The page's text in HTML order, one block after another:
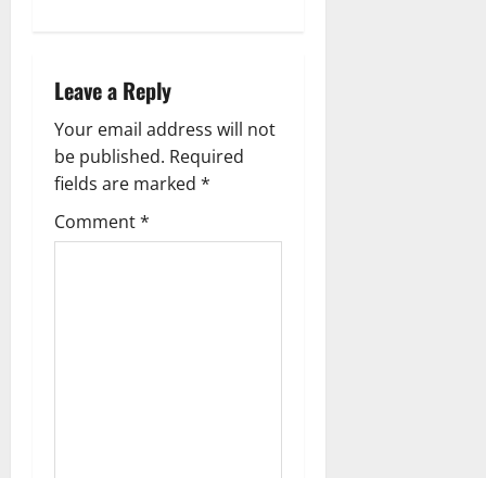
v
i
g
a
Leave a Reply
Your email address will not
be published. Required
fields are marked *
Comment*